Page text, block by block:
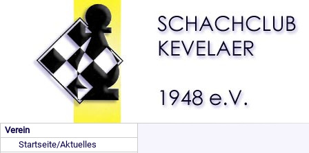
Verein
Startseite/Aktuelles